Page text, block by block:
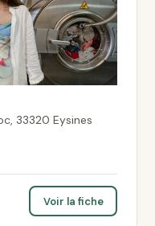
33320 Eysines
Voir la fiche